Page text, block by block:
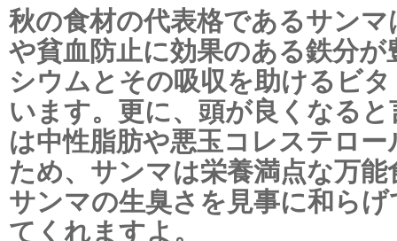
秋の食材の代表格であるサン
や貧血防止に効果のある鉄分
シウムとその吸収を助けるビ
います。更に、頭が良くなる
は中性脂肪や悪玉コレステロ
ため、サンマは栄養満点な万
サンマの生臭さを見事に和ら
てくれますよ。